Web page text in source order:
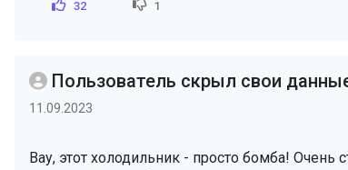
32 1
Пользователь скрыл свои
11.09.2023
Вау, этот холодильник - просто бомба!